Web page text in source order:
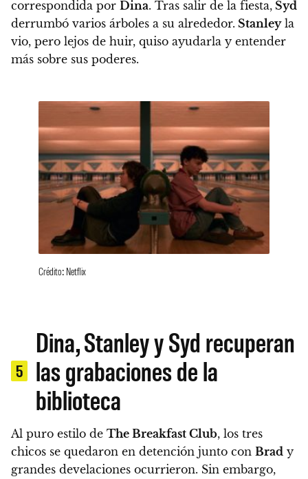
correspondida por Dina. Tras salir de la fiesta, Syd
derrumbó varios árboles a su alrededor. Stanleyla
vio, pero lejos de huir, quiso ayudarla y entender
más sobre sus poderes.
Crédito: Netflix
5
Dina, Stanley y Syd recuperan
las grabaciones de la
biblioteca
Al puro estilo de The Breakfast Club, los tres
chicos se quedaron en detención junto con Brad y
grandes develaciones ocurrieron. Sin embargo,